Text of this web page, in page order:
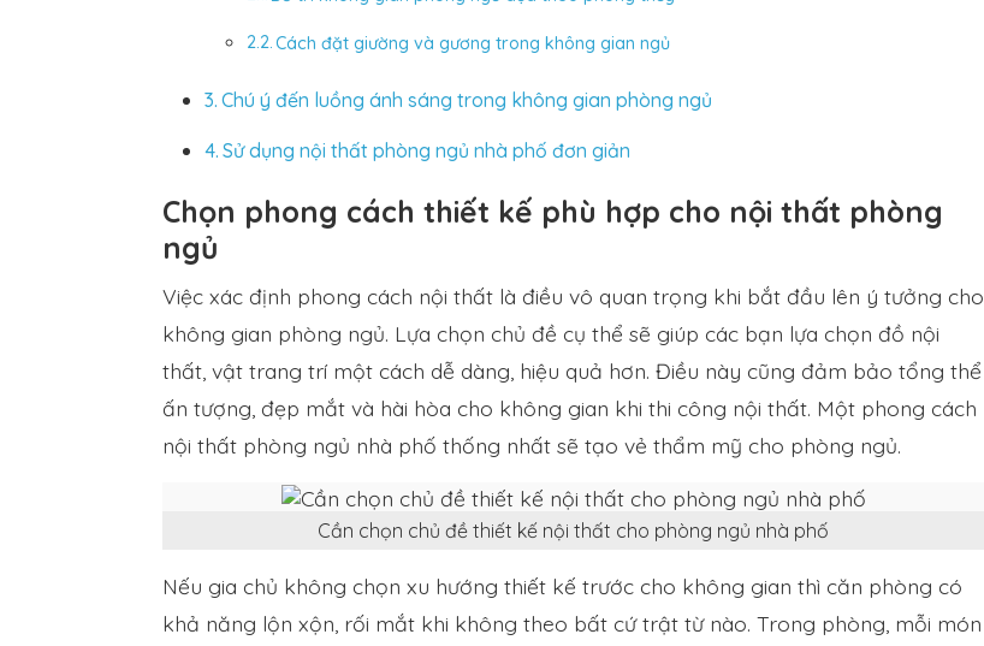
Cách đặt giường và gương trong không gian ngủ
Chú ý đến luồng ánh sáng trong không gian phòng ngủ
Sử dụng nội thất phòng ngủ nhà phố đơn giản
Chọn phong cách thiết kế phù hợp cho nội thất phòng
ngủ
Việc xác định phong cách nội thất là điều vô quan trọng khi bắt đầu lên ý tưởng cho
không gian phòng ngủ. Lựa chọn chủ đề cụ thể sẽ giúp các bạn lựa chọn đồ nội
thất, vật trang trí một cách dễ dàng, hiệu quả hơn. Điều này cũng đảm bảo tổng thể
ấn tượng, đẹp mắt và hài hòa cho không gian khi thi công nội thất. Một phong cách
nội thất phòng ngủ nhà phố thống nhất sẽ tạo vẻ thẩm mỹ cho phòng ngủ.
Cần chọn chủ đề thiết kế nội thất cho phòng ngủ nhà phố
Nếu gia chủ không chọn xu hướng thiết kế trước cho không gian thì căn phòng có
khả năng lộn xộn, rối mắt khi không theo bất cứ trật từ nào. Trong phòng, mỗi món